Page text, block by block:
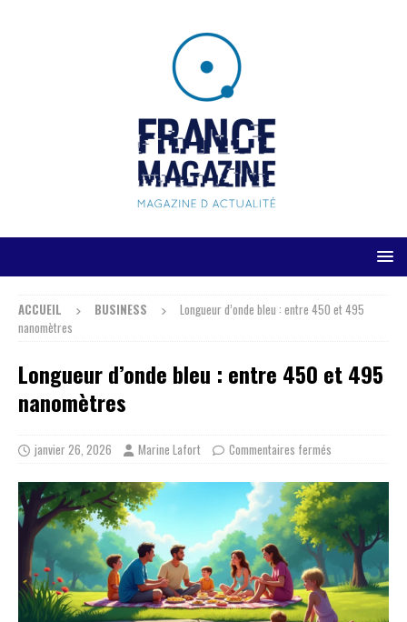
ACCUEIL BUSINESS
Longueur d’onde bleu : entre 450 et 495
nanomètres
Longueur d’onde bleu : entre 450 et 495
nanomètres
janvier 26, 2026 Marine Lafort Commentaires fermés